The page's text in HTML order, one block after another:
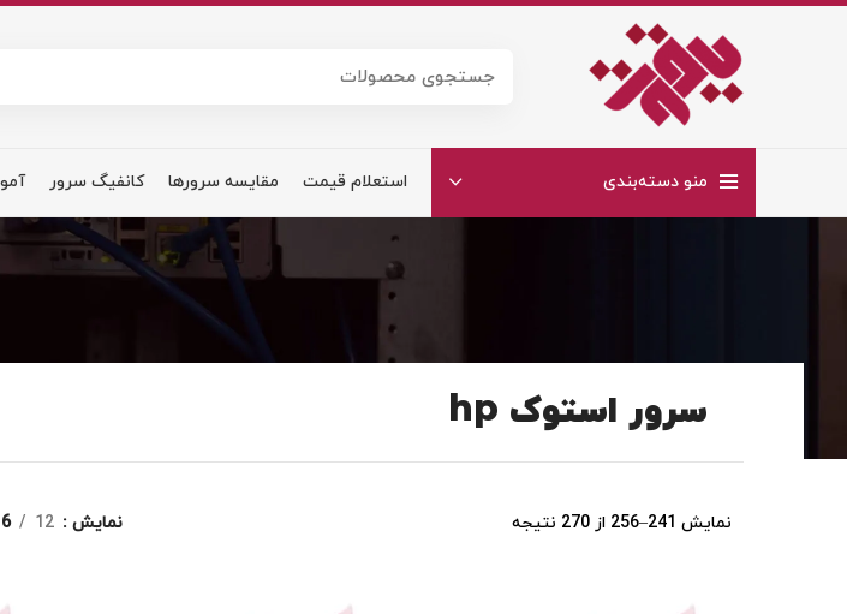
منو دسته‌بندی استعلام قیمت مقایسه سرورها کانفیگ سرور
سرور استوک hp
نمایش 241–256 از 270 نتیجه نمایش 12